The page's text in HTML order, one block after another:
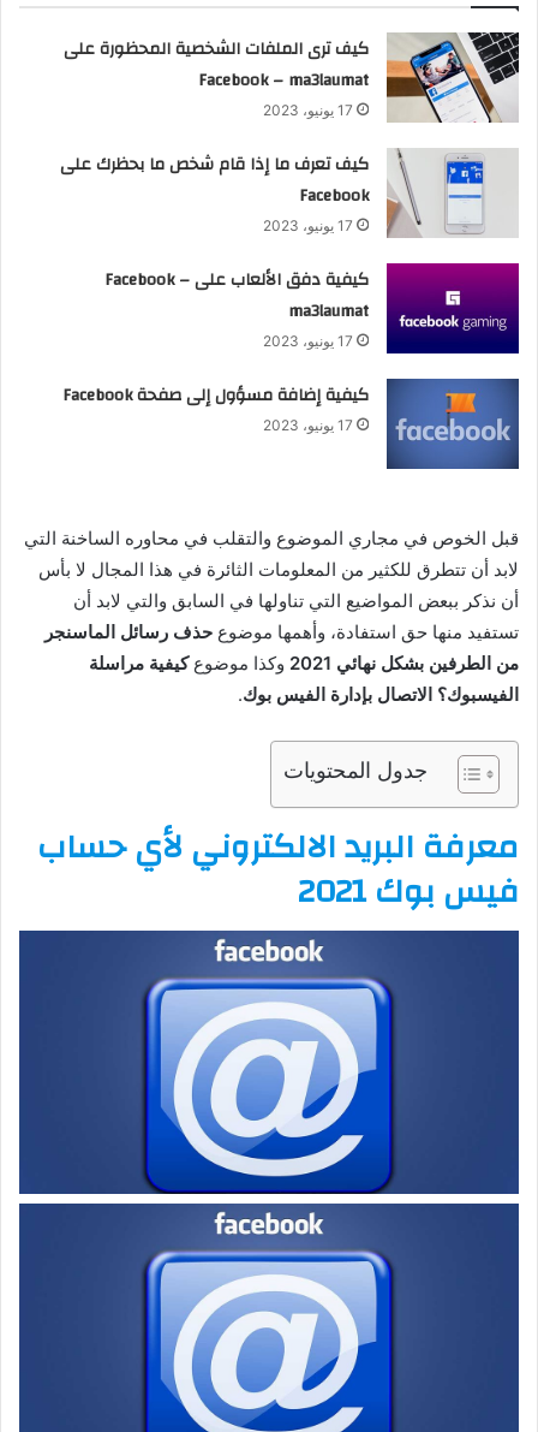
كيف ترى الملفات الشخصية المحظورة على
Facebook – ma3laumat
17 يونيو، 2023
كيف تعرف ما إذا قام شخص ما بحظرك على
Facebook
17 يونيو، 2023
كيفية دفق الألعاب على Facebook –
ma3laumat
17 يونيو، 2023
كيفية إضافة مسؤول إلى صفحة Facebook
17 يونيو، 2023
قبل الخوص في مجاري الموضوع والتقلب في محاوره الساخنة التي
لابد أن تتطرق للكثير من المعلومات الثائرة في هذا المجال لا بأس
أن نذكر ببعض المواضيع التي تناولها في السابق والتي لابد أن
تستفيد منها حق استفادة، وأهمها موضوع حذف رسائل الماسنجر
من الطرفين بشكل نهائي 2021
وكذا موضوعكيفية مراسلة
الفيسبوك؟ الاتصال بإدارة الفيس بوك.
جدول المحتويات
معرفة البريد الالكتروني لأي حساب
فيس بوك 2021